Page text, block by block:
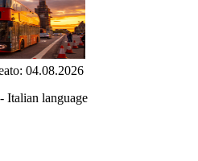
04.08.2026
Italian language